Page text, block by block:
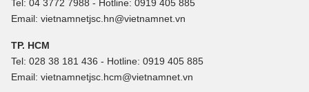
Tel: 04 3772 7988 - Hotline: 0919 405 885
Email: vietnamnetjsc.hn@vietnamnet.vn
TP. HCM
Tel: 028 38 181 436 - Hotline: 0919 405 885
Email: vietnamnetjsc.hcm@vietnamnet.vn